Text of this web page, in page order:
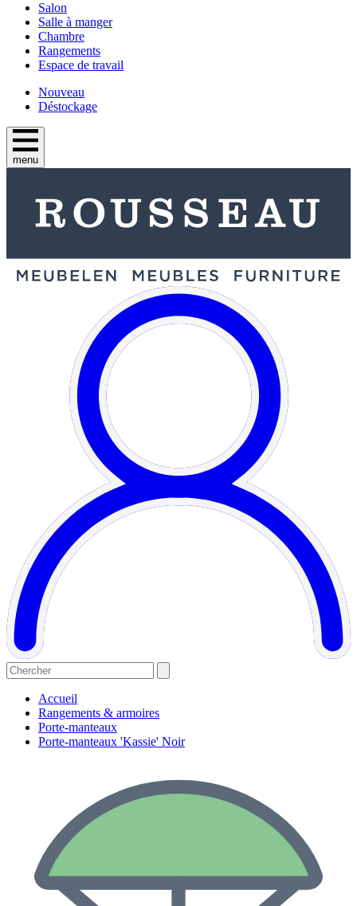
Salon
Salle à manger
Chambre
Rangements
Espace de travail
Nouveau
Déstockage
menu
Accueil
Rangements & armoires
Porte-manteaux
Porte-manteaux 'Kassie' Noir